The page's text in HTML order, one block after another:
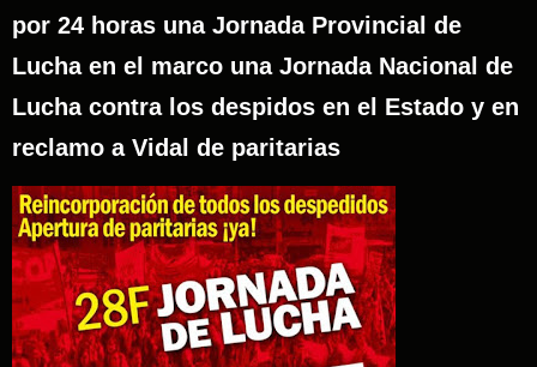
por 24 horas una Jornada Provincial de
Lucha en el marco una Jornada Nacional de
Lucha contra los despidos en el Estado y en
reclamo a Vidal de paritarias